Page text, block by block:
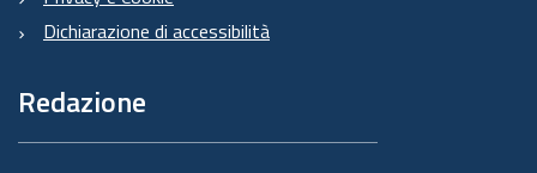
Dichiarazione di accessibilità
Redazione